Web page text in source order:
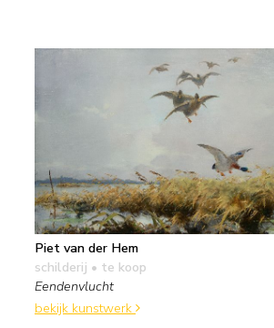
Piet van der Hem
schilderij • te koop
Eendenvlucht
bekijk kunstwerk